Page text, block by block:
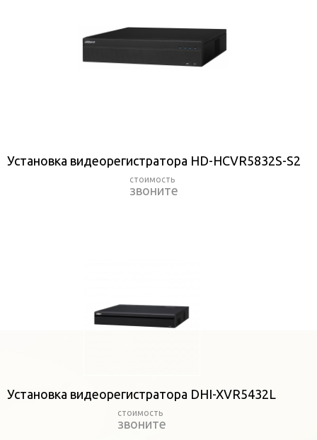
Установка видеорегистратора HD-HCVR5832S-S2
звоните
Установка видеорегистратора DHI-XVR5432L
звоните